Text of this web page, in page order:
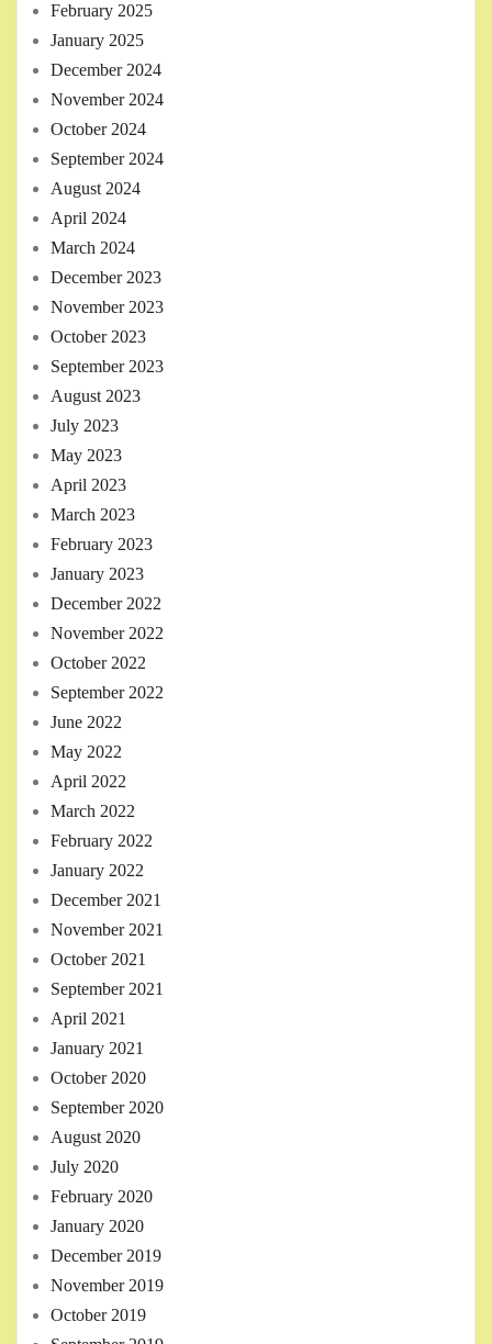
February 2025
January 2025
December 2024
November 2024
October 2024
September 2024
August 2024
April 2024
March 2024
December 2023
November 2023
October 2023
September 2023
August 2023
July 2023
May 2023
April 2023
March 2023
February 2023
January 2023
December 2022
November 2022
October 2022
September 2022
June 2022
May 2022
April 2022
March 2022
February 2022
January 2022
December 2021
November 2021
October 2021
September 2021
April 2021
January 2021
October 2020
September 2020
August 2020
July 2020
February 2020
January 2020
December 2019
November 2019
October 2019